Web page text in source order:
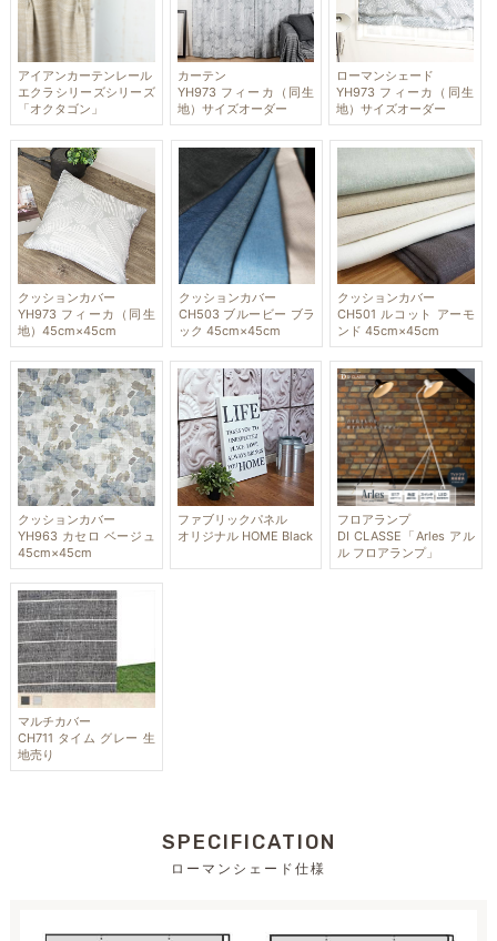
アイアンカーテンレール
エクラシリーズシリーズ
「オクタゴン」
カーテン
YH973 フィーカ（同生
地）サイズオーダー
ローマンシェード
YH973 フィーカ（同生
地）サイズオーダー
クッションカバー
YH973 フィーカ（同生
地）45cm×45cm
クッションカバー
CH503 ブルービー ブラ
ック 45cm×45cm
クッションカバー
CH501 ルコット アーモ
ンド 45cm×45cm
クッションカバー
YH963 カセロ ベージュ
45cm×45cm
ファブリックパネル
オリジナル HOME Black
フロアランプ
DI CLASSE「Arles アル
ル フロアランプ」
マルチカバー
CH711 タイム グレー 生
地売り
SPECIFICATION
ローマンシェード仕様